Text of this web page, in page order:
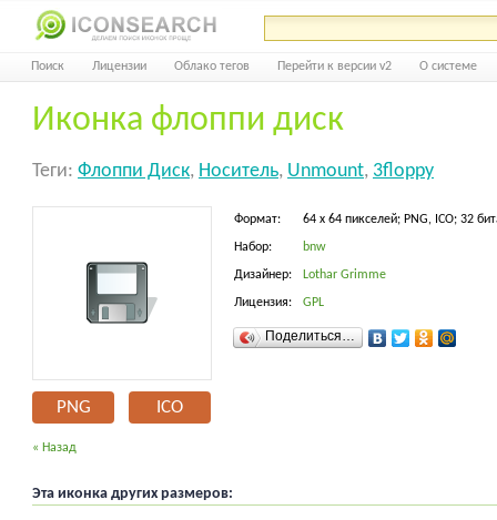
Поиск Лицензии Облако тегов Перейти к версии v2 О системе
Иконка флоппи диск
Теги: Флоппи Диск, Носитель, Unmount, 3floppy
PNG ICO
Формат: 64 x 64 пикселей; PNG, ICO; 32
Набор: bnw
Дизайнер: Lothar Grimme
Лицензия: GPL
Поделиться…
« Назад
Эта иконка других размеров: